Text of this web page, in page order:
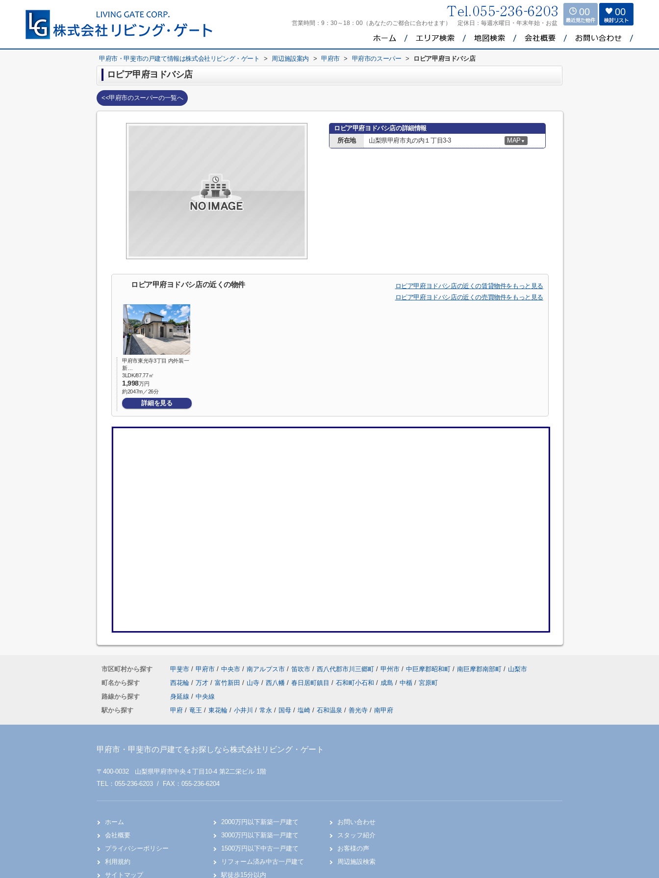
営業時間： 9：30～18：00（あなたのご都合に合わせます） 定休日： 毎週水曜日・年末年始・お盆
00 00
甲府市・甲斐市の戸建て情報は株式会社リビング・ゲート > 周辺施設案内 > 甲府市 > 甲府市のスーパー > ロピア甲府ヨドバシ店
ロピア甲府ヨドバシ店
<<甲府市のスーパーの一覧へ
ロピア甲府ヨドバシ店の詳細情報
所在地
山梨県甲府市丸の内１丁目3-3 MAP ▼
ロピア甲府ヨドバシ店の近くの物件
ロピア甲府ヨドバシ店の近くの賃貸物件をもっと見る
ロピア甲府ヨドバシ店の近くの売買物件をもっと見る
甲府市東光寺3丁目 内外装一
新…
3LDK/87.77㎡
1,998万円
約2047m／26分
詳細を見る
市区町村から探す 甲斐市 / 甲府市 / 中央市 / 南アルプス市 / 笛吹市 / 西八代郡市川三郷町 / 甲州市 / 中巨摩郡昭和町 / 南巨摩郡南部町 / 山梨市
町名から探す
西花輪 / 万才 / 富竹新田 / 山寺 / 西八幡 / 春日居町鎮目 / 石和町小石和 / 成島 / 中楯 / 宮原町
路線から探す
身延線 / 中央線
駅から探す
甲府 / 竜王 / 東花輪 / 小井川 / 常永 / 国母 / 塩崎 / 石和温泉 / 善光寺 / 南甲府
甲府市・甲斐市の戸建てをお探しなら株式会社リビング・ゲート
〒400-0032 山梨県甲府市中央４丁目10-4 第2二栄ビル 1階
TEL：055-236-6203 / FAX：055-236-6204
ホーム
会社概要
プライバシーポリシー
利用規約
サイトマップ
2000万円以下新築一戸建て
3000万円以下新築一戸建て
1500万円以下中古一戸建て
リフォーム済み中古一戸建て
駅徒歩15分以内
お問い合わせ
スタッフ紹介
お客様の声
周辺施設検索